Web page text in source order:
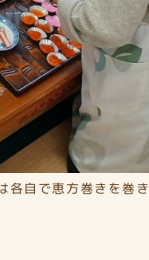
各自で恵方巻きを巻き